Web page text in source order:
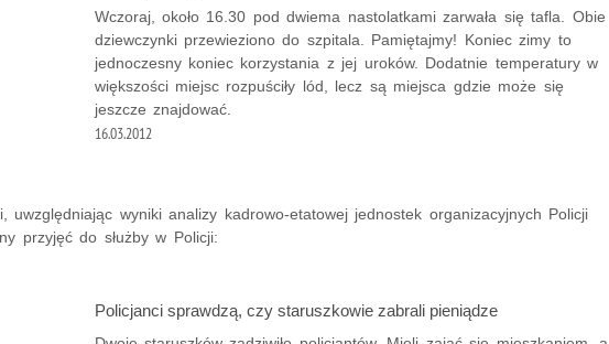
Wczoraj, około 16.30 pod dwiema nastolatkami zarwała się tafla. Obie
dziewczynki przewieziono do szpitala. Pamiętajmy! Koniec zimy to
jednoczesny koniec korzystania z jej uroków. Dodatnie temperatury w
większości miejsc rozpuściły lód, lecz są miejsca gdzie może się
jeszcze znajdować.
16.03.2012
uwzględniając wyniki analizy kadrowo-etatowej jednostek organizacyjnych Policji
przyjęć do służby w Policji:
Policjanci sprawdzą, czy staruszkowie zabrali pieniądze